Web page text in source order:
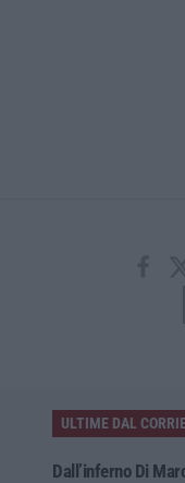
a Panettieri: il piccolo
ULTIME DAL
Dall’inferno Di